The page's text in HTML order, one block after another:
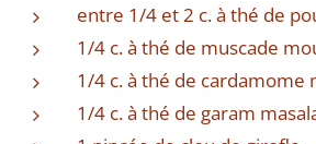
entre 1/4 et 2 c. à thé de
1/4 c. à thé de muscade
1/4 c. à thé de cardamome
1/4 c. à thé de garam